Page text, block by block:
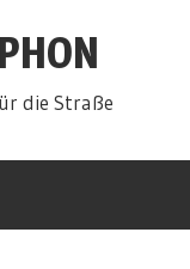
die Straße